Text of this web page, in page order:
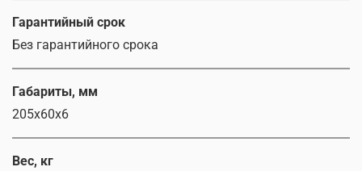
Гарантийный срок
Без гарантийного срока
Габариты, мм
205х60х6
Вес, кг